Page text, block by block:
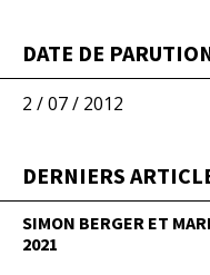
DATE DE
2 / 07 / 2012
DERNIERS
SIMON BERGER ET
2021